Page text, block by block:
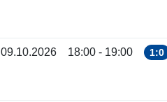
09.10.2026 18:00 - 19:00 1:0